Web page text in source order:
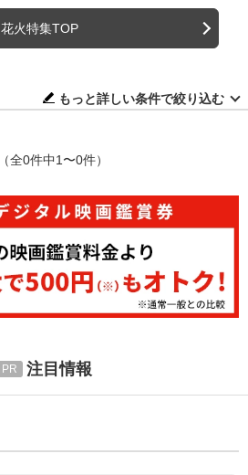
花火特集TOP
もっと詳しい条件で絞り込む
（全0件中1〜0件）
注目情報